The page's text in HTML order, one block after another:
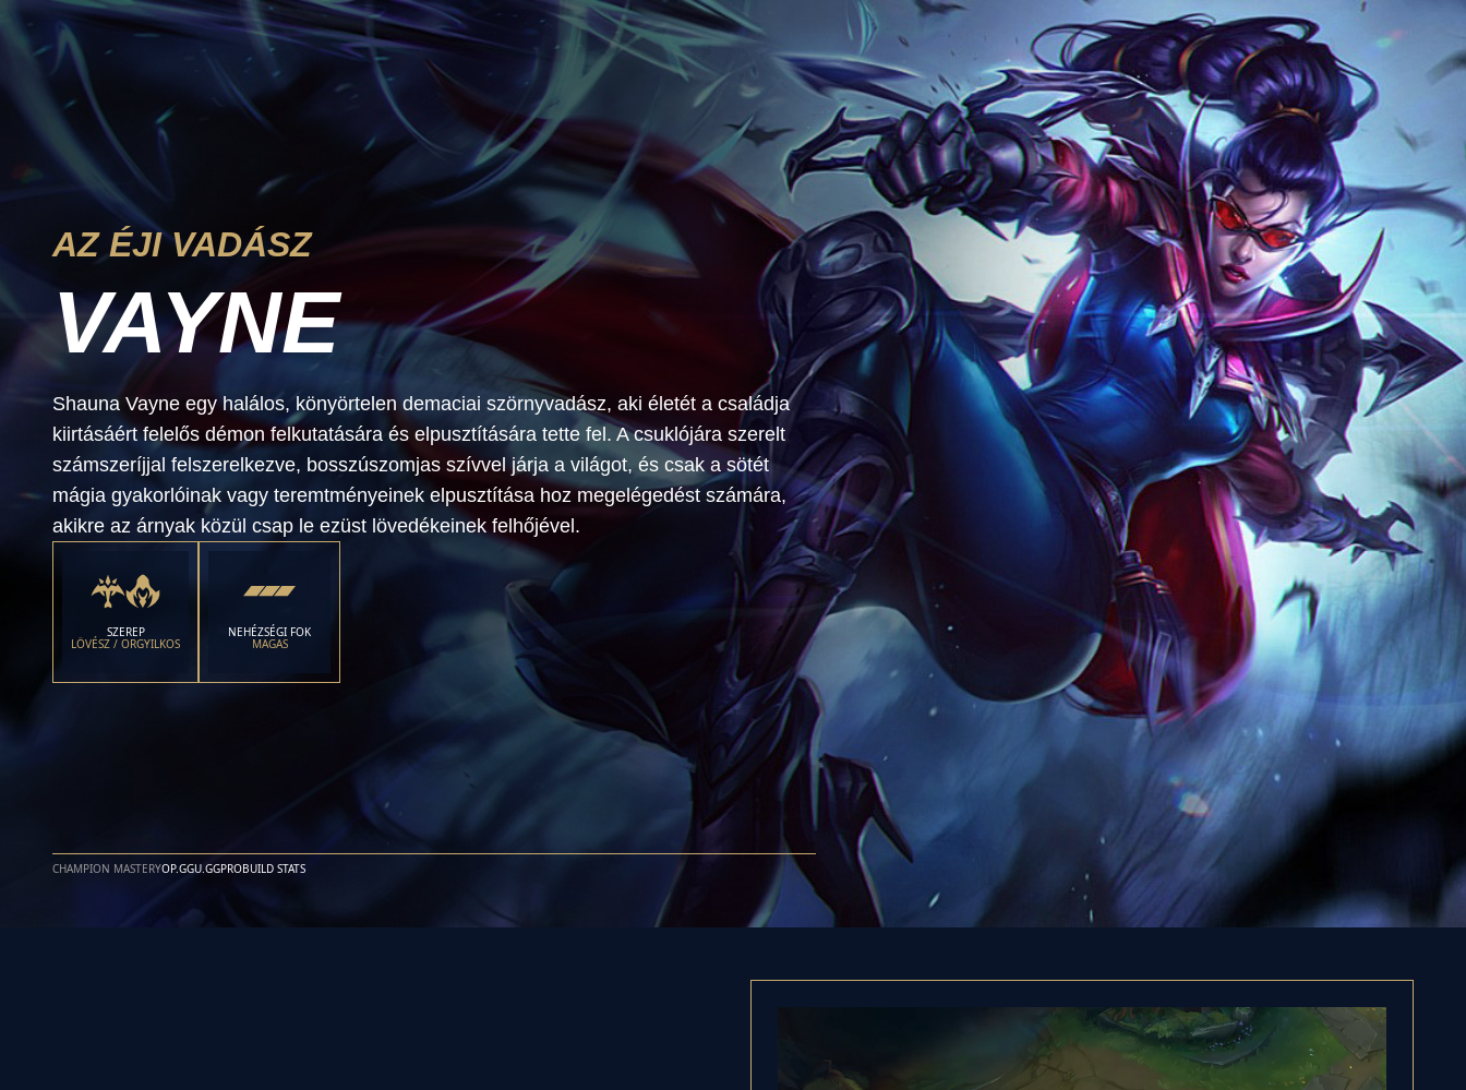
AZ ÉJI VADÁSZ
VAYNE
Shauna Vayne egy halálos, könyörtelen demaciai szörnyvadász, aki életét a családja
kiirtásáért felelős démon felkutatására és elpusztítására tette fel. A csuklójára szerelt
számszeríjjal felszerelkezve, bosszúszomjas szívvel járja a világot, és csak a sötét
mágia gyakorlóinak vagy teremtményeinek elpusztítása hoz megelégedést számára,
akikre az árnyak közül csap le ezüst lövedékeinek felhőjével.
SZEREP
LÖVÉSZ / ORGYILKOS
NEHÉZSÉGI FOK
MAGAS
CHAMPION MASTERYOP.GGU.GGPROBUILD STATS